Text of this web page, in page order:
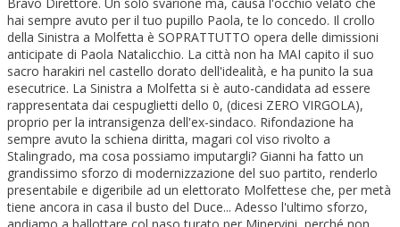
hai sempre avuto per il tuo pupillo Paola, te lo concedo. Il crollo
della Sinistra a Molfetta è SOPRATTUTTO opera delle dimissioni
anticipate di Paola Natalicchio. La città non ha MAI capito il suo
sacro harakiri nel castello dorato dell'idealità, e ha punito la sua
esecutrice. La Sinistra a Molfetta si è auto-candidata ad essere
rappresentata dai cespuglietti dello 0, (dicesi ZERO VIRGOLA),
proprio per la intransigenza dell'ex-sindaco. Rifondazione ha
sempre avuto la schiena diritta, magari col viso rivolto a
Stalingrado, ma cosa possiamo imputargli? Gianni ha fatto un
grandissimo sforzo di modernizzazione del suo partito, renderlo
presentabile e digeribile ad un elettorato Molfettese che, per metà
tiene ancora in casa il busto del Duce... Adesso l'ultimo sforzo,
andiamo a ballottare col naso turato per Minervini, perché non